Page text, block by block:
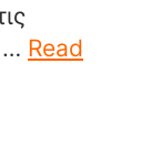
… Read